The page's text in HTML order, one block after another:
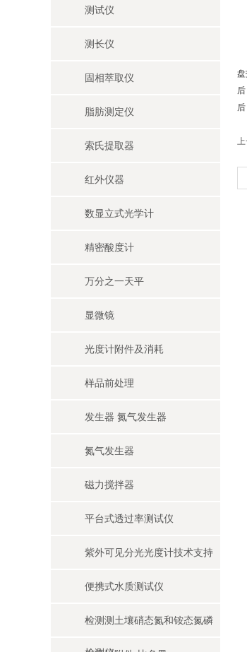
测试仪
测长仪
固相萃取仪
脂肪测定仪
索氏提取器
红外仪器
数显立式光学计
精密酸度计
万分之一天平
显微镜
光度计附件及消耗
样品前处理
发生器 氮气发生器
氮气发生器
磁力搅拌器
平台式透过率测试仪
紫外可见分光光度计技术支持
便携式水质测试仪
检测测土壤硝态氮和铵态氮磷
上